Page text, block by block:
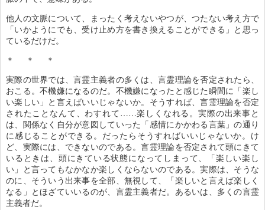
他人の文脈について、まったく考えないやつが、つたない考え方で
「いかようにでも、受け止め方を書き換えることができる」と思っ
ているだけだ。
＊ ＊ ＊
実際の世界では、言霊主義者の多くは、言霊理論を否定されたら、
おこる。不機嫌になるのだ。不機嫌になったと感じた瞬間に「楽し
い楽しい」と言えばいいじゃないか。そうすれば、言霊理論を否定
されたことなんて、わすれて……楽しくなれる。実際の出来事と
は、関係なく自分が意図していった「感情にかかわる言葉」の通り
に感じることができる。だったらそうすればいいじゃないか。け
ど、実際には、できないのである。言霊理論を否定されて頭にきて
いるときは、頭にきている状態になってしまって、「楽しい楽し
い」と言ってもなかなか楽しくならないのである。実際は、そうな
のに、そういう出来事を全部、無視して、「楽しいと言えば楽しく
なる」とほざていいるのが、言霊主義者だ。あるいは、多くの言霊
主義者だ。